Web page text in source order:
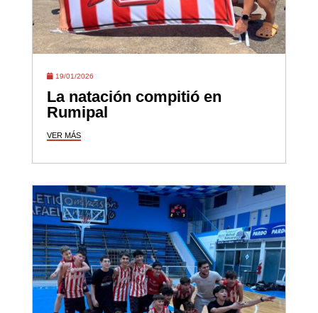
19/01/2026
La natación compitió en
Rumipal
VER MÁS